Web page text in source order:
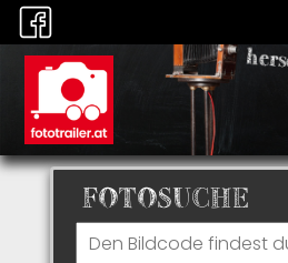
FOTOSUCHE